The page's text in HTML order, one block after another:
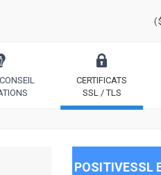
CERTIFICATS
SSL / TLS
POSITIVESSL